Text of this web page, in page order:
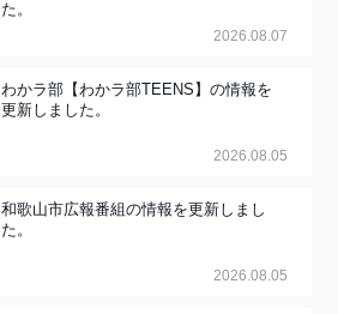
た。
2026.08.07
わかラ部【わかラ部TEENS】の情報を
更新しました。
2026.08.05
和歌山市広報番組の情報を更新しまし
た。
2026.08.05